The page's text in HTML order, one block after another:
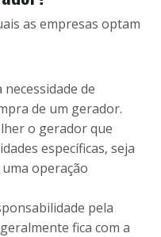
as empresas optam
de
de um gerador.
o gerador que
específicas, seja
operação
pela
fica com a